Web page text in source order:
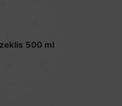
500 ml